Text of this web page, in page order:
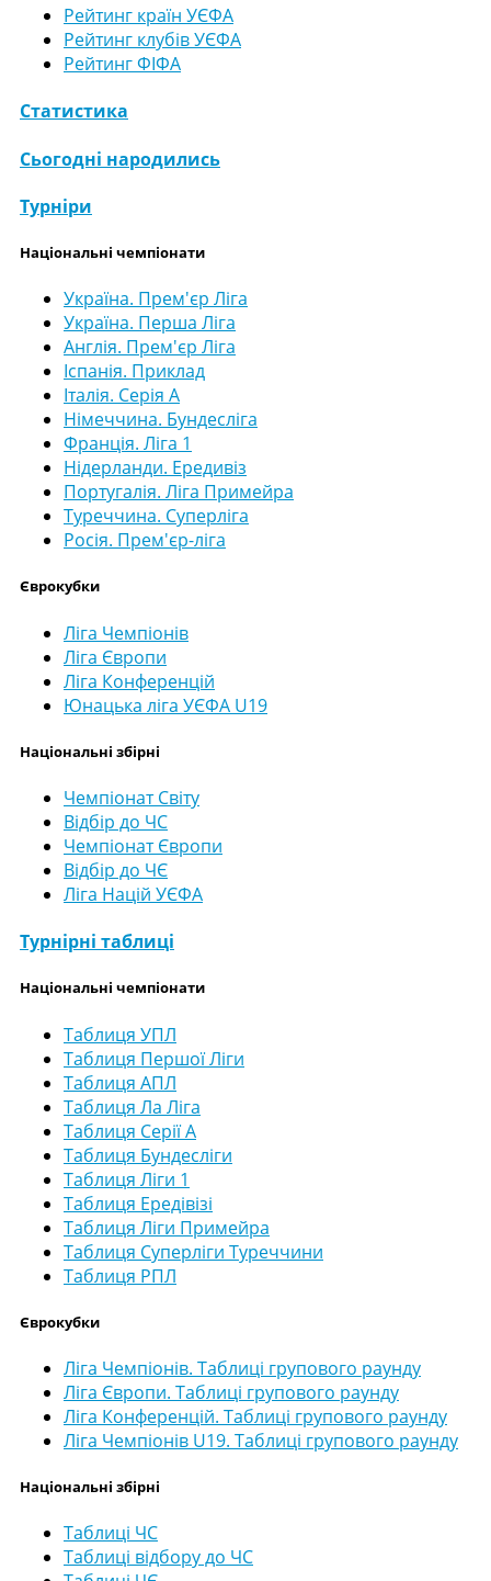
Рейтинг країн УЄФА
Рейтинг клубів УЄФА
Рейтинг ФІФА
Статистика
Сьогодні народились
Турніри
Національні чемпіонати
Україна. Прем'єр Ліга
Україна. Перша Ліга
Англія. Прем'єр Ліга
Іспанія. Приклад
Італія. Серія А
Німеччина. Бундесліга
Франція. Ліга 1
Нідерланди. Ередивіз
Португалія. Ліга Примейра
Туреччина. Суперліга
Росія. Прем'єр-ліга
Єврокубки
Ліга Чемпіонів
Ліга Європи
Ліга Конференцій
Юнацька ліга УЄФА U19
Національні збірні
Чемпіонат Світу
Відбір до ЧС
Чемпіонат Європи
Відбір до ЧЄ
Ліга Націй УЄФА
Турнірні таблиці
Національні чемпіонати
Таблиця УПЛ
Таблиця Першої Ліги
Таблиця АПЛ
Таблиця Ла Ліга
Таблиця Серії А
Таблиця Бундесліги
Таблиця Ліги 1
Таблиця Ередівізі
Таблиця Ліги Примейра
Таблиця Суперліги Туреччини
Таблиця РПЛ
Єврокубки
Ліга Чемпіонів. Таблиці групового раунду
Ліга Європи. Таблиці групового раунду
Ліга Конференцій. Таблиці групового раунду
Ліга Чемпіонів U19. Таблиці групового раунду
Національні збірні
Таблиці ЧС
Таблиці відбору до ЧС